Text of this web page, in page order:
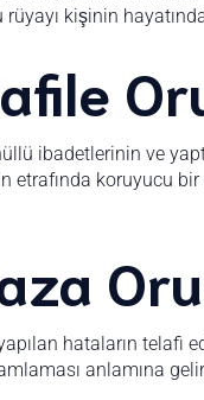
rüyayı kişinin
ibadetlerinin ve
etrafında koruyucu
hataların telafi
anlamına